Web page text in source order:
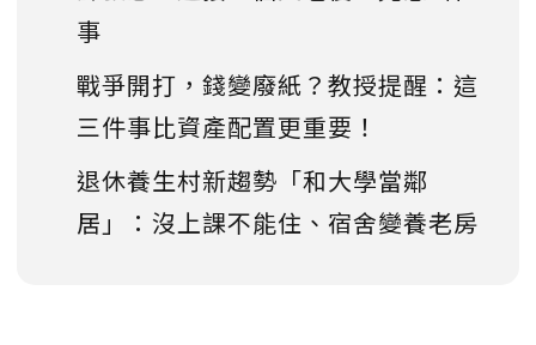
事
戰爭開打，錢變廢紙？教授提醒：這
三件事比資產配置更重要！
退休養生村新趨勢「和大學當鄰
居」：沒上課不能住、宿舍變養老房